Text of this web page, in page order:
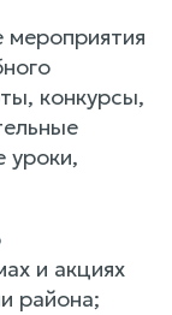
конкурсы,
уроки,
и акциях
района;